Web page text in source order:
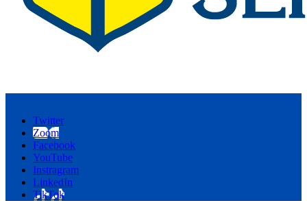
Twitter
Zoom
Facebook
YouTube
Instragram
LinkedIn
TikTok